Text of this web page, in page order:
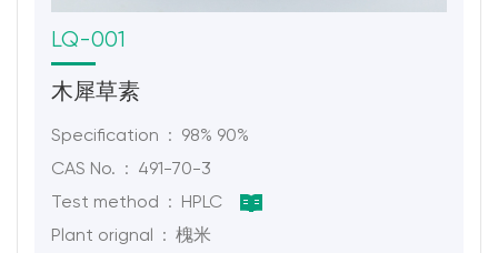
LQ-001
木犀草素
Specification : 98% 90%
CAS No. : 491-70-3
Test method : HPLC
Plant orignal : 槐米